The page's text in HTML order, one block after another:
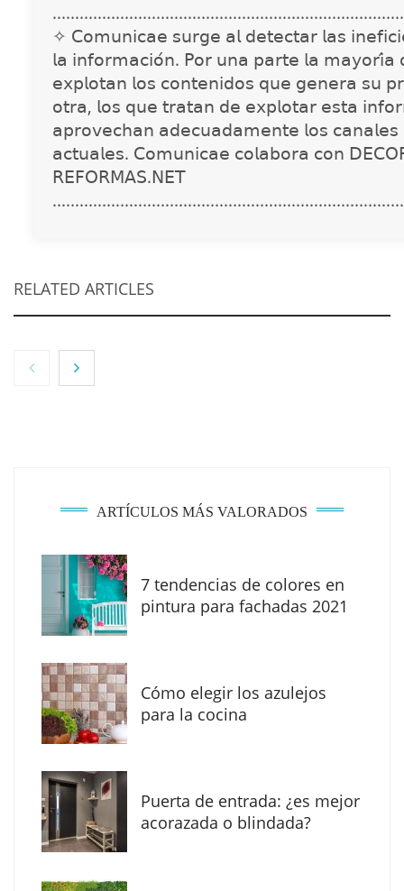
✧ 𝖢𝗈𝗆𝗎𝗇𝗂𝖼𝖺𝖾 𝗌𝗎𝗋𝗀𝖾 𝖺𝗅 𝖽𝖾𝗍𝖾𝖼𝗍𝖺𝗋 𝗅𝖺𝗌
𝗅𝖺 𝗂𝗇𝖿𝗈𝗋𝗆𝖺𝖼𝗂𝗈́𝗇. 𝖯𝗈𝗋 𝗎𝗇𝖺 𝗉𝖺𝗋𝗍𝖾 𝗅𝖺
𝖾𝗑𝗉𝗅𝗈𝗍𝖺𝗇 𝗅𝗈𝗌 𝖼𝗈𝗇𝗍𝖾𝗇𝗂𝖽𝗈𝗌 𝗊𝗎𝖾 𝗀𝖾𝗇𝖾𝗋𝖺 𝗌𝗎
𝗈𝗍𝗋𝖺, 𝗅𝗈𝗌 𝗊𝗎𝖾 𝗍𝗋𝖺𝗍𝖺𝗇 𝖽𝖾 𝖾𝗑𝗉𝗅𝗈𝗍𝖺𝗋 𝖾𝗌𝗍𝖺
𝖺𝗉𝗋𝗈𝗏𝖾𝖼𝗁𝖺𝗇 𝖺𝖽𝖾𝖼𝗎𝖺𝖽𝖺𝗆𝖾𝗇𝗍𝖾 𝗅𝗈𝗌
𝖺𝖼𝗍𝗎𝖺𝗅𝖾𝗌. 𝖢𝗈𝗆𝗎𝗇𝗂𝖼𝖺𝖾 𝖼𝗈𝗅𝖺𝖻𝗈𝗋𝖺 𝖼𝗈𝗇
𝖱𝖤𝖥𝖮𝖱𝖬𝖠𝖲.𝖭𝖤𝖳
RELATED ARTICLES
NOVA: innovación y diseño que transforman
espacios de la mano de Tormo Franquicias
Eagle Waterproofing recomienda revisar la
impermeabilización de las viviendas antes
de las vacaciones
ARTÍCULOS MÁS VALORADOS
7 tendencias de colores en
pintura para fachadas 2021
Cómo elegir los azulejos
para la cocina
Puerta de entrada: ¿es mejor
acorazada o blindada?